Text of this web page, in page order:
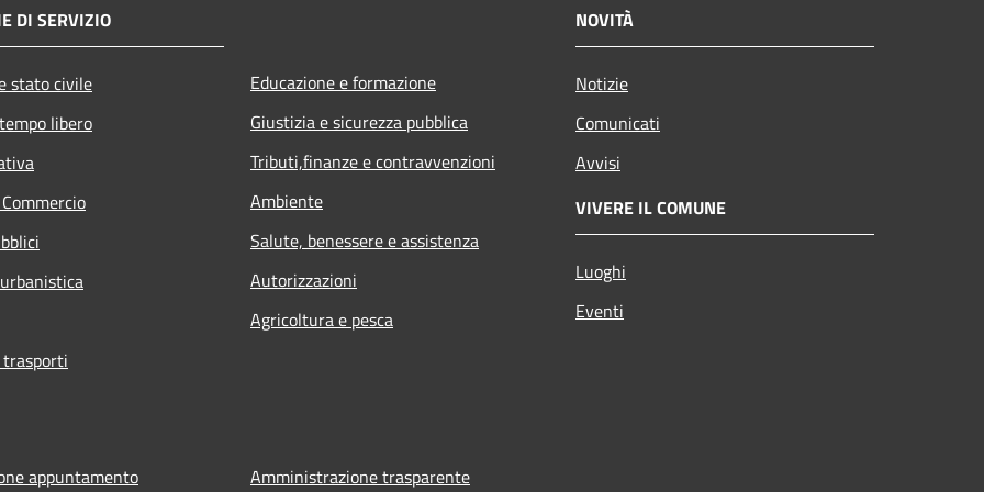
DI SERVIZIO
stato civile
libero
Educazione e formazione
Giustizia e sicurezza pubblica
Tributi,finanze e contravvenzioni
Ambiente
Salute, benessere e assistenza
Autorizzazioni
Agricoltura e pesca
NOVITÀ
Notizie
Comunicati
Avvisi
VIVERE IL COMUNE
Luoghi
Eventi
appuntamento Amministrazione trasparente